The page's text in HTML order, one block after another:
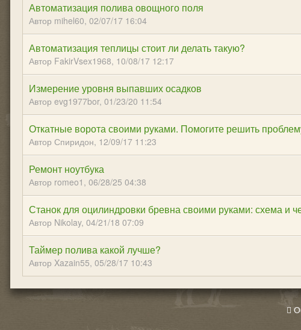
Автоматизация полива овощного поля
Автор mihel60, 02/07/17 16:04
Автоматизация теплицы стоит ли делать такую?
Автор FakirVsex1968, 10/08/17 12:17
Измерение уровня выпавших осадков
Автор evg1977bor, 01/23/20 11:54
Откатные ворота своими руками. Помогите решить
Автор Спиридон, 12/09/17 11:23
Ремонт ноутбука
Автор romeo1, 06/28/25 04:38
Станок для оцилиндровки бревна своими руками: схема и
Автор Nikolay, 04/21/18 07:09
Таймер полива какой лучше?
Автор Xazain55, 05/28/17 10:43